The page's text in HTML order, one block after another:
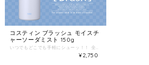
コスティン ブラッシュ モイスチ
ャーソーダミスト 150g
¥2,750